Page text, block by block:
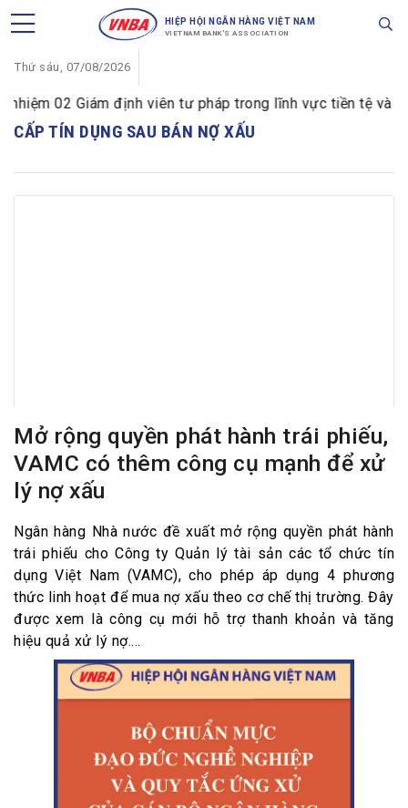
HIỆP HỘI NGÂN HÀNG VIỆT NAM
VIETNAM BANK'S ASSOCIATION
Thứ sáu, 07/08/2026
02 Giám định viên tư pháp trong lĩnh vực tiền tệ và
CẤP TÍN DỤNG SAU BÁN NỢ XẤU
Mở rộng quyền phát hành trái phiếu,
VAMC có thêm công cụ mạnh để xử
lý nợ xấu
Ngân hàng Nhà nước đề xuất mở rộng quyền phát hành
trái phiếu cho Công ty Quản lý tài sản các tổ chức tín
dụng Việt Nam (VAMC), cho phép áp dụng 4 phương
thức linh hoạt để mua nợ xấu theo cơ chế thị trường. Đây
được xem là công cụ mới hỗ trợ thanh khoản và tăng
hiệu quả xử lý nợ....